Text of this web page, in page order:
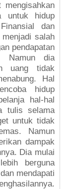
untuk hidup
dan
salah
pendapatan
Namun dia
uang tidak
Hal
hidup
hal-hal
tulis selama
untuk tidak
Namun
dampak
Dia mulai
berguna
mendapati